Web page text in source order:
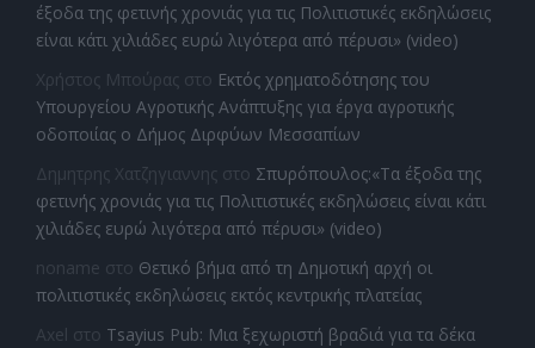
έξοδα της φετινής χρονιάς για τις Πολιτιστικές εκδηλώσεις
είναι κάτι χιλιάδες ευρώ λιγότερα από πέρυσι» (video)
Χρήστος Μπούρας στο Εκτός χρηματοδότησης του
Υπουργείου Αγροτικής Ανάπτυξης για έργα αγροτικής
οδοποιίας ο Δήμος Διρφύων Μεσσαπίων
Δημητρης Χατζηγιαννης στο Σπυρόπουλος:«Τα έξοδα της
φετινής χρονιάς για τις Πολιτιστικές εκδηλώσεις είναι κάτι
χιλιάδες ευρώ λιγότερα από πέρυσι» (video)
noname στο Θετικό βήμα από τη Δημοτική αρχή οι
πολιτιστικές εκδηλώσεις εκτός κεντρικής πλατείας
Axel στο Tsayius Pub: Μια ξεχωριστή βραδιά για τα δέκα